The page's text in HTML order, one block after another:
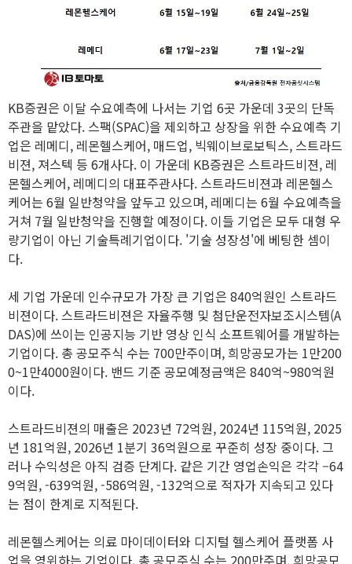
KB증권은 이달 수요예측에 나서는 기업 6곳 가운데 3곳의 단독
주관을 맡았다. 스팩(SPAC)을 제외하고 상장을 위한 수요예측 기
업은 레메디, 레몬헬스케어, 매드업, 빅웨이브로보틱스, 스트라드
비젼, 져스텍 등 6개사다. 이 가운데 KB증권은 스트라드비젼, 레
몬헬스케어, 레메디의 대표주관사다. 스트라드비젼과 레몬헬스
케어는 6월 일반청약을 앞두고 있으며, 레메디는 6월 수요예측을
거쳐 7월 일반청약을 진행할 예정이다. 이들 기업은 모두 대형 우
량기업이 아닌 기술특례기업이다. '기술 성장성'에 베팅한 셈이
다.
세 기업 가운데 인수규모가 가장 큰 기업은 840억원인 스트라드
비젼이다. 스트라드비젼은 자율주행 및 첨단운전자보조시스템(A
DAS)에 쓰이는 인공지능 기반 영상 인식 소프트웨어를 개발하는
기업이다. 총 공모주식 수는 700만주이며, 희망공모가는 1만200
0~1만4000원이다. 밴드 기준 공모예정금액은 840억~980억원
이다.
스트라드비젼의 매출은 2023년 72억원, 2024년 115억원, 2025
년 181억원, 2026년 1분기 36억원으로 꾸준히 성장 중이다. 그
러나 수익성은 아직 검증 단계다. 같은 기간 영업손익은 각각 –64
9억원, -639억원, -586억원, -132억으로 적자가 지속되고 있다
는 점이 한계로 지적된다.
레몬헬스케어는 의료 마이데이터와 디지털 헬스케어 플랫폼 사
업을 영위하는 기업이다. 총 공모주식 수는 200만주며, 희망공모